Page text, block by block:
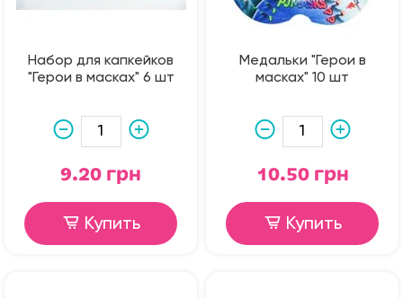
Набор для капкейков
"Герои в масках" 6 шт
9.20 грн
Купить
Медальки "Герои в
масках" 10 шт
10.50 грн
Купить